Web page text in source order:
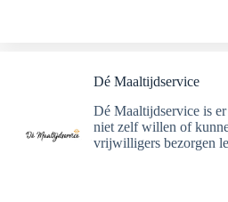
Dé Maaltijdservice
Dé Maaltijdservice is
niet zelf willen of
vrijwilligers bezorgen